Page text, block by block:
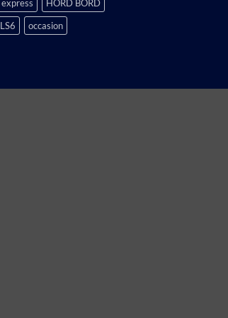
express
HORD BORD
LS6
occasion